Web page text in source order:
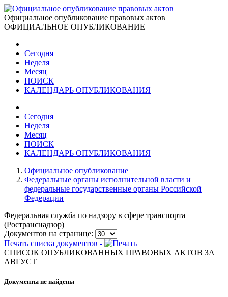
Официальное опубликование правовых актов
ОФИЦИАЛЬНОЕ ОПУБЛИКОВАНИЕ
Сегодня
Неделя
Месяц
ПОИСК
КАЛЕНДАРЬ ОПУБЛИКОВАНИЯ
Сегодня
Неделя
Месяц
ПОИСК
КАЛЕНДАРЬ ОПУБЛИКОВАНИЯ
Официальное опубликование
Федеральные органы исполнительной власти и
федеральные государственные органы Российской
Федерации
Федеральная служба по надзору в сфере транспорта
(Ространснадзор)
Документов на странице:
Печать списка документов -
СПИСОК ОПУБЛИКОВАННЫХ ПРАВОВЫХ АКТОВ ЗА
АВГУСТ
Документы не найдены